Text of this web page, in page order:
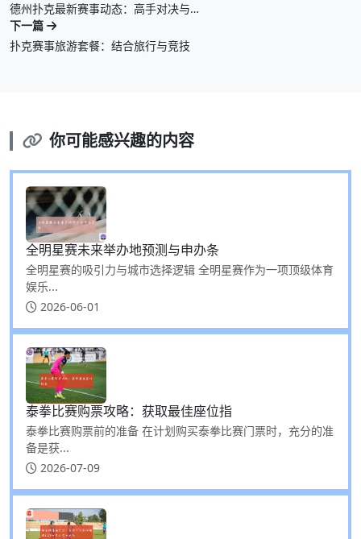
德州扑克最新赛事动态：高手对决与…
下一篇
扑克赛事旅游套餐：结合旅行与竞技
你可能感兴趣的内容
全明星赛未来举办地预测与申办条
全明星赛的吸引力与城市选择逻辑 全明星赛作为一项顶级体育
娱乐...
2026-06-01
泰拳比赛购票攻略：获取最佳座位指
泰拳比赛购票前的准备 在计划购买泰拳比赛门票时，充分的准
备是获...
2026-07-09